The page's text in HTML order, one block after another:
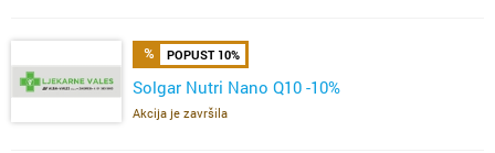
POPUST 10%
Solgar Nutri Nano Q10 -10%
Akcija je završila